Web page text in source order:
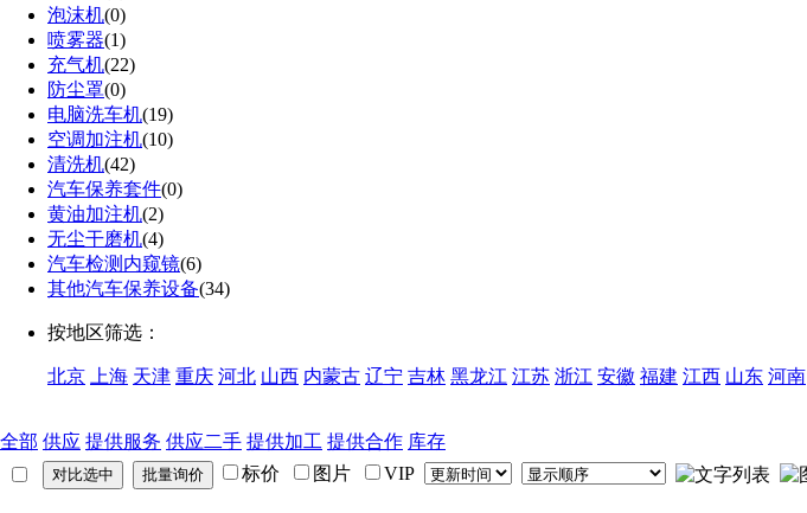
泡沫机(0)
喷雾器(1)
充气机(22)
防尘罩(0)
电脑洗车机(19)
空调加注机(10)
清洗机(42)
汽车保养套件(0)
黄油加注机(2)
无尘干磨机(4)
汽车检测内窥镜(6)
其他汽车保养设备(34)
按地区筛选：
北京 上海 天津 重庆 河北 山西 内蒙古 辽宁 吉林 黑龙江 江苏 浙江 安徽 福建 江西 山东 河南
全部 供应 提供服务 供应二手 提供加工 提供合作 库存
标价
图片 VIP